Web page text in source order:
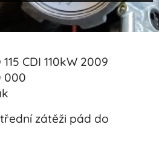
CDI 110kW 2009
000
zátěži pád do